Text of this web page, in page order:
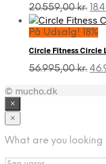
20.559,00kr.
pris
På Udsalg! 18%
Circle Fitness Circle
56.995,00kr.
© mucho.dk
×
×
What are you looking